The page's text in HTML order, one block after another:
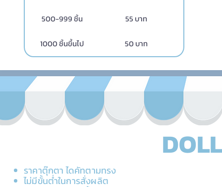
500-999 ชิ้น 55 บาท
1000 ชิ้นขึ้นไป 50 บาท
ราคาตุ๊กตา ไดคัทตามทรง
ไม่มีขั้นต่ำในการสั่งผลิต